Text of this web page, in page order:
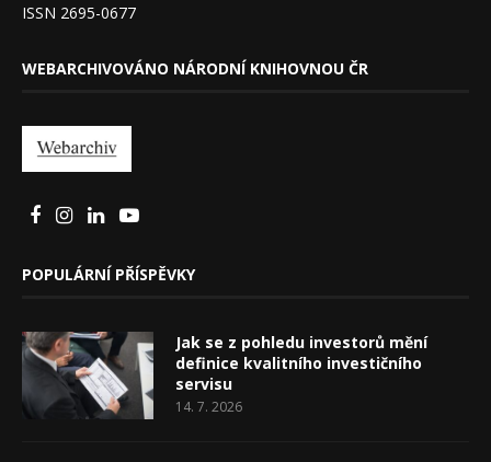
ISSN 2695-0677
WEBARCHIVOVÁNO NÁRODNÍ KNIHOVNOU ČR
POPULÁRNÍ PŘÍSPĚVKY
Jak se z pohledu investorů mění
definice kvalitního investičního
servisu
14. 7. 2026